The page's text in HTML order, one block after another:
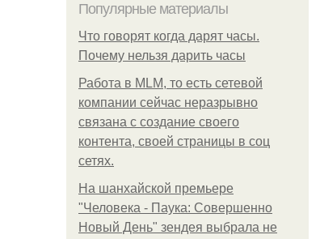
Популярные материалы
Что говорят когда дарят часы.
Почему нельзя дарить часы
Работа в MLM, то есть сетевой
компании сейчас неразрывно
связана с создание своего
контента, своей страницы в соц
сетях.
На шанхайской премьере
"Человека - Паука: Совершенно
Новый День" зендея выбрала не